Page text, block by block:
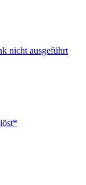
nicht ausgeführt